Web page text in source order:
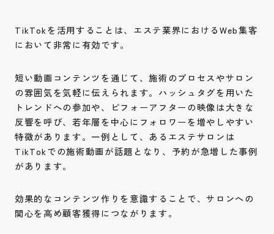
TikTokを活用することは、エステ業界におけるWeb集客
において非常に有効です。
短い動画コンテンツを通じて、施術のプロセスやサロン
の雰囲気を気軽に伝えられます。ハッシュタグを用いた
トレンドへの参加や、ビフォーアフターの映像は大きな
反響を呼び、若年層を中心にフォロワーを増やしやすい
特徴があります。一例として、あるエステサロンは
TikTokでの施術動画が話題となり、予約が急増した事例
があります。
効果的なコンテンツ作りを意識することで、サロンへの
関心を高め顧客獲得につながります。